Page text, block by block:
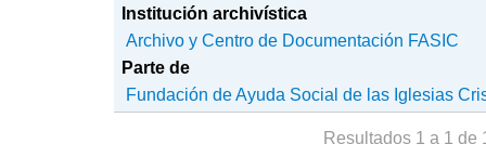
Institución archivística
Archivo y Centro de Documentación FASIC
Parte de
Fundación de Ayuda Social de las Iglesias
Resultados 1 a 1 de